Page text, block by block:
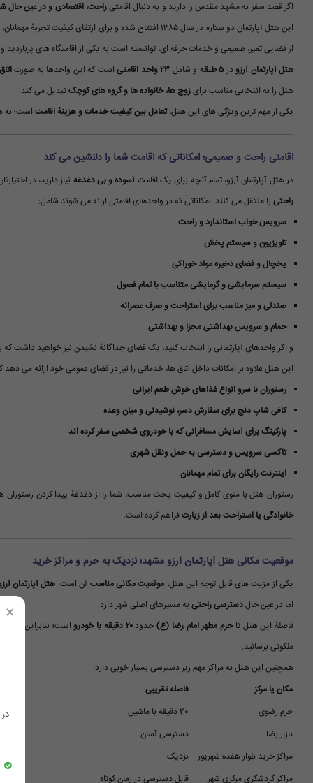
اگر قصد سفر به مشهد مقدس را دارید و به دنبال اقامتیراحت، اقتصادی و در عین حال
این هتل آپارتمان دو ستاره در سال ۱۳۸۵ افتتاح شده و برای ارتقای کیفیت تجربهٔ مهمانان، در سال ۱۳۹۴ مورد
از فضایی تمیز، صمیمی و خدمات حرفه ای، توانسته است به یکی از اقامتگاه های
هتل آپارتمان آرزودر۵ طبقه و شامل ۲۳ واحد اقامتی است که این واحدها به صورت
هتل را به انتخابی مناسب برایزوج ها، خانواده ها و گروه های کوچکتبدیل می کند.
یکی از مهم ترین ویژگی های این هتل،تعادل بین کیفیت خدمات و هزینهٔ اقامت است؛ به
اقامتی راحت و صمیمی؛ امکاناتی که اقامت شما را دلنشین می کند
در هتل آپارتمان آرزو، تمام آنچه برای یک اقامت آسوده و بی دغدغه نیاز دارید، در
راحتی را منتقل می کنند. امکاناتی که در واحدهای اقامتی ارائه می شوند شامل:
سرویس خواب استاندارد و راحت
تلویزیون و سیستم پخش
یخچال و فضای ذخیره مواد خوراکی
سیستم سرمایشی و گرمایشی متناسب با تمام فصول
صندلی و میز مناسب برای استراحت و صرف عصرانه
حمام و سرویس بهداشتی مجزا و بهداشتی
و اگر واحدهای آپارتمانی را انتخاب کنید، یک فضای جداگانهٔ نشیمن نیز خواهید داشت
این هتل علاوه بر امکانات داخل اتاق ها، خدماتی را نیز در فضای عمومی خود ارائه می دهد
رستوران با سرو انواع غذاهای خوش طعم ایرانی
کافی شاپ دنج برای سفارش دسر، نوشیدنی و میان وعده
پارکینگ برای آسایش مسافرانی که با خودروی شخصی سفر کرده اند
تاکسی سرویس و دسترسی به حمل ونقل شهری
اینترنت رایگان برای تمام مهمانان
رستوران هتل با منوی کامل و کیفیت پخت مناسب، شما را از دغدغهٔ پیدا کردن
خانوادگی یا استراحت بعد از زیارتفراهم کرده است.
موقعیت مکانی هتل آپارتمان آرزو مشهد؛ نزدیک به حرم و مراکز خرید
یکی از مزیت های قابل توجه این هتل، موقعیت مکانی مناسب آن است. هتل آپارتمان
اما در عین حالدسترسی راحتی به مسیرهای اصلی شهر دارد.
فاصلهٔ این هتل تاحرم مطهر امام رضا (ع)حدود۲۰ دقیقه با خودرو
است؛ بنابراین شما
ملکوتی برسانید.
همچنین این هتل به مراکز مهم زیر دسترسی بسیار خوبی دارد:
مکان یا مرکز
فاصله تقریبی
حرم رضوی
20 دقیقه با ماشین
بازار رضا
دسترسی آسان
مراکز خرید بلوار هفده شهریور
نزدیک
مراکز گردشگری مرکزی شهر
قابل دسترسی در زمان کوتاه
×